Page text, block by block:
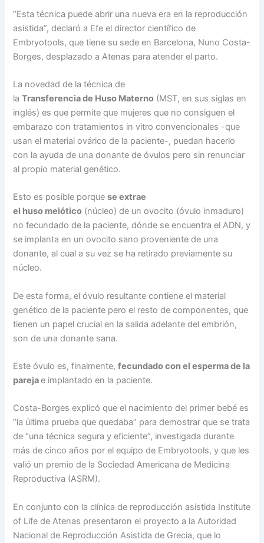
“Esta técnica puede abrir una nueva era en la reproducción
asistida”, declaró a Efe el director científico de
Embryotools, que tiene su sede en Barcelona, Nuno Costa-
Borges, desplazado a Atenas para atender el parto.
La novedad de la técnica de
laTransferencia de Huso Materno (MST, en sus siglas en
inglés) es que permite que mujeres que no consiguen el
embarazo con tratamientos in vitro convencionales -que
usan el material ovárico de la paciente-, puedan hacerlo
con la ayuda de una donante de óvulos pero sin renunciar
al propio material genético.
Esto es posible porquese extrae
el huso meiótico (núcleo) de un ovocito (óvulo inmaduro)
no fecundado de la paciente, dónde se encuentra el ADN, y
se implanta en un ovocito sano proveniente de una
donante, al cual a su vez se ha retirado previamente su
núcleo.
De esta forma, el óvulo resultante contiene el material
genético de la paciente pero el resto de componentes, que
tienen un papel crucial en la salida adelante del embrión,
son de una donante sana.
Este óvulo es, finalmente,fecundado con el esperma de la
parejae implantado en la paciente.
Costa-Borges explicó que el nacimiento del primer bebé es
“la última prueba que quedaba” para demostrar que se trata
de “una técnica segura y eficiente”, investigada durante
más de cinco años por el equipo de Embryotools, y que les
valió un premio de la Sociedad Americana de Medicina
Reproductiva (ASRM).
En conjunto con la clínica de reproducción asistida Institute
of Life de Atenas presentaron el proyecto a la Autoridad
Nacional de Reproducción Asistida de Grecia, que lo